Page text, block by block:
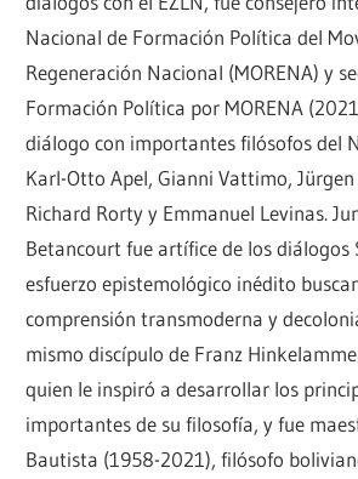
Nacional de Formación Política del
Regeneración Nacional (MORENA) y
Formación Política por MORENA
diálogo con importantes filósofos del
Karl-Otto Apel, Gianni Vattimo,
Richard Rorty y Emmanuel Levinas.
Betancourt fue artífice de los diálogos
esfuerzo epistemológico inédito
comprensión transmoderna y
mismo discípulo de Franz
quien le inspiró a desarrollar los
importantes de su filosofía, y fue
Bautista (1958-2021), filósofo